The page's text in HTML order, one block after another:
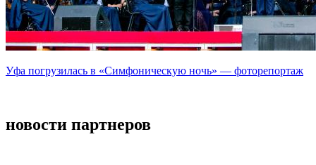
Уфа погрузилась в «Симфоническую ночь» — фоторепортаж
новости партнеров